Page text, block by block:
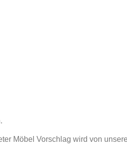
Möbel Vorschlag wird von